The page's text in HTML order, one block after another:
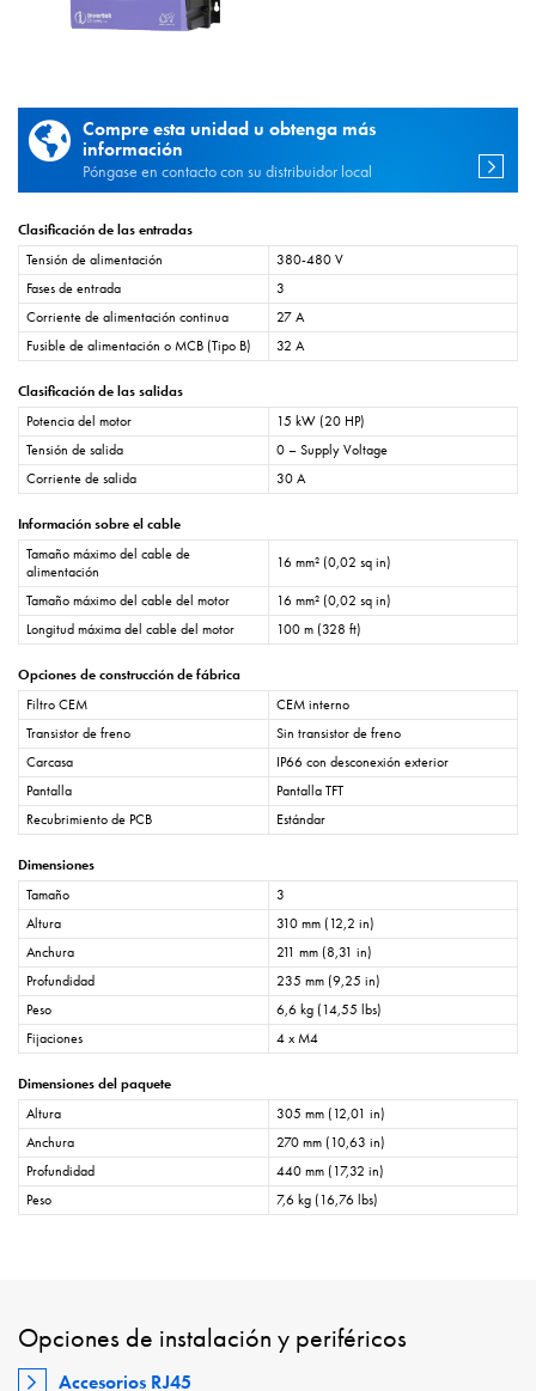
Compre esta unidad u obtenga más
información
Póngase en contacto con su distribuidor local
Clasificación de las entradas
Tensión de alimentación
380-480 V
Fases de entrada
3
Corriente de alimentación continua
27 A
Fusible de alimentación o MCB (Tipo B)
32 A
Clasificación de las salidas
Potencia del motor
15 kW (20 HP)
Tensión de salida
0 – Supply Voltage
Corriente de salida
30 A
Información sobre el cable
Tamaño máximo del cable de
alimentación
16 mm² (0,02 sq in)
Tamaño máximo del cable del motor
16 mm² (0,02 sq in)
Longitud máxima del cable del motor
100 m (328 ft)
Opciones de construcción de fábrica
Filtro CEM
CEM interno
Transistor de freno
Sin transistor de freno
Carcasa
IP66 con desconexión exterior
Pantalla
Pantalla TFT
Recubrimiento de PCB
Estándar
Dimensiones
Tamaño
3
Altura
310 mm (12,2 in)
Anchura
211 mm (8,31 in)
Profundidad
235 mm (9,25 in)
Peso
6,6 kg (14,55 lbs)
Fijaciones
4 x M4
Dimensiones del paquete
Altura
305 mm (12,01 in)
Anchura
270 mm (10,63 in)
Profundidad
440 mm (17,32 in)
Peso
7,6 kg (16,76 lbs)
Opciones de instalación y periféricos
Accesorios RJ45